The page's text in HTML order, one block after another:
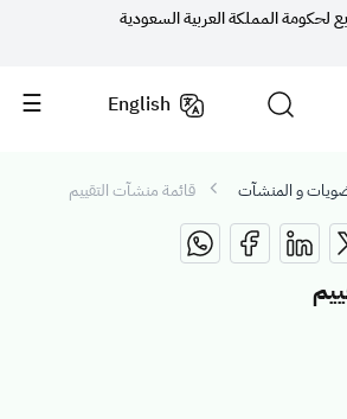
المملكة العربية السعودية
English
و المنشآت قائمة منشآت التقييم